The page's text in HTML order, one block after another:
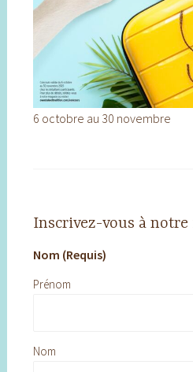
6 octobre au 30 novembre
Inscrivez-vous à
Nom (Requis)
Prénom
Nom